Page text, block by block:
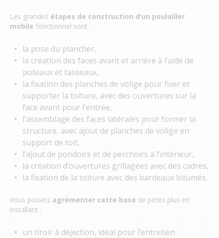
Les grandes étapes de construction d’un poulailler
mobile fonctionnel sont :
la pose du plancher,
la création des faces avant et arrière à l’aide de
poteaux et tasseaux,
la fixation des planches de volige pour fixer et
supporter la toiture, avec des ouvertures sur la
face avant pour l’entrée,
l’assemblage des faces latérales pour former la
structure, avec ajout de planches de volige en
support de toit,
l’ajout de pondoirs et de perchoirs à l’intérieur,
la création d’ouvertures grillagées avec des cadres,
la fixation de la toiture avec des bardeaux bitumés.
Vous pouvez agrémenter cette base de petits plus en
installant :
un tiroir à déjection, idéal pour l’entretien